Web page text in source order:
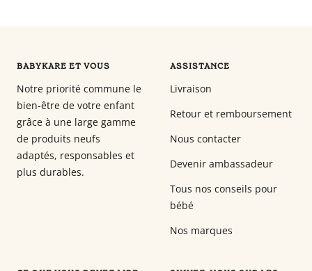
BABYKARE ET VOUS
Notre priorité commune le
bien-être de votre enfant
grâce à une large gamme
de produits neufs
adaptés, responsables et
plus durables.
ASSISTANCE
Livraison
Retour et remboursement
Nous contacter
Devenir ambassadeur
Tous nos conseils pour
bébé
Nos marques